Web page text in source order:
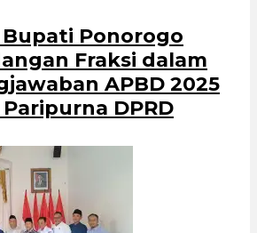
Ponorogo
Fraksi dalam
APBD 2025
DPRD